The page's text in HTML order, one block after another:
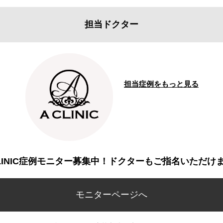
担当ドクター
担当症例をもっと見る
症例モニター募集中！ドクターもご指名いただけ
モニターページへ